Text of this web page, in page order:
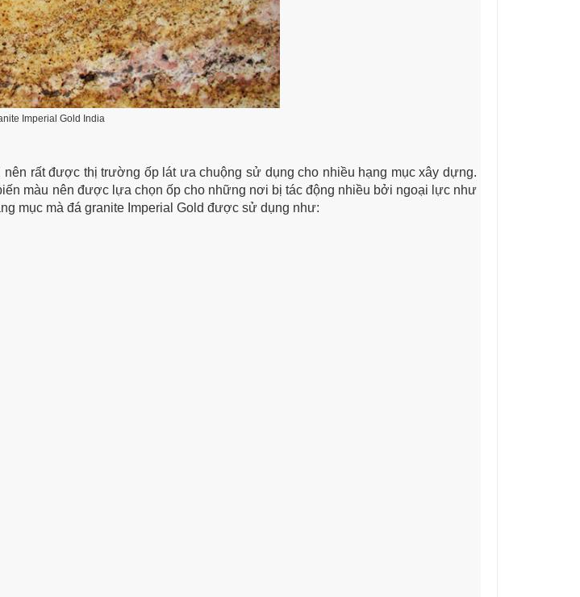
Imperial Gold India
rất được thị trường ốp lát ưa chuộng sử dụng cho nhiều hạng mục xây dựng.
màu nên được lựa chọn ốp cho những nơi bị tác động nhiều bởi ngoại lực như
mục mà đá granite Imperial Gold được sử dụng như: